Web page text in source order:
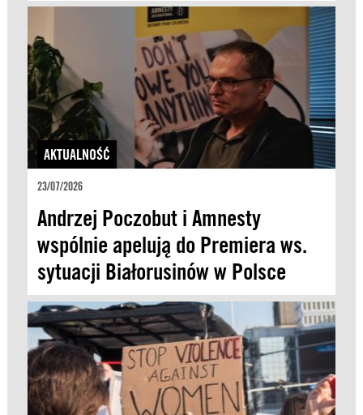
AKTUALNOŚĆ
23/07/2026
Andrzej Poczobut i Amnesty
wspólnie apelują do Premiera ws.
sytuacji Białorusinów w Polsce